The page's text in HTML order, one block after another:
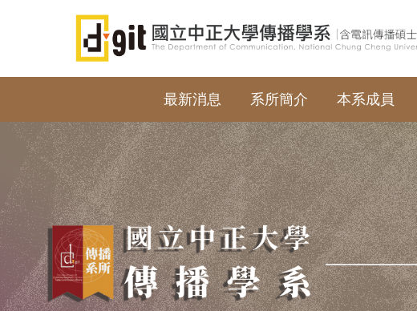
區
最新消息 系所簡介 本系成員